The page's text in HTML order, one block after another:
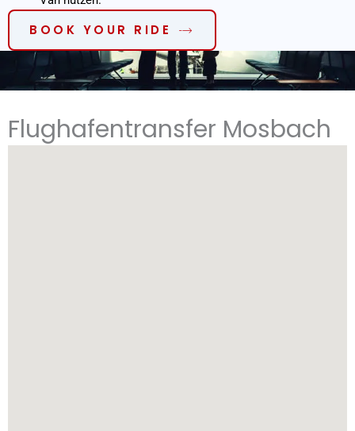
BOOK YOUR RIDE
Flughafentransfer Mosbach